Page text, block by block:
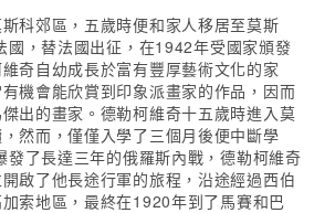
科郊區，五歲時便和家人移居至莫斯
國，替法國出征，在1942年受國家頒發
奇自幼成長於富有豐厚藝術文化的家
機會能欣賞到印象派畫家的作品，因而
出的畫家。德勒柯維奇十五歲時進入莫
然而，僅僅入學了三個月後便中斷學
發了長達三年的俄羅斯內戰，德勒柯維奇
啟了他長途行軍的旅程，沿途經過西伯
索地區，最終在1920年到了馬賽和巴